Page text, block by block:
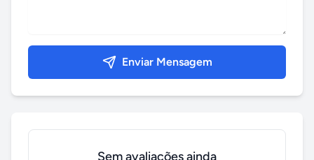
Enviar Mensagem
Sem avaliações ainda